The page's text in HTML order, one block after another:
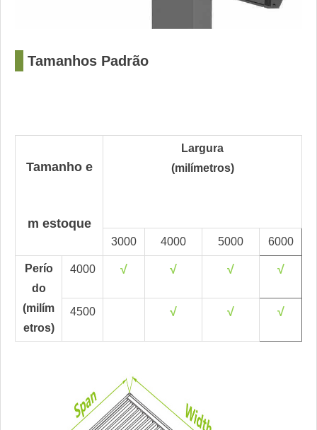
Tamanhos Padrão
Tamanho e
m estoque
Largura
(milímetros)
3000 4000 5000 6000
Perío
do
(milím
etros)
4000 √ √ √ √
4500 √ √ √